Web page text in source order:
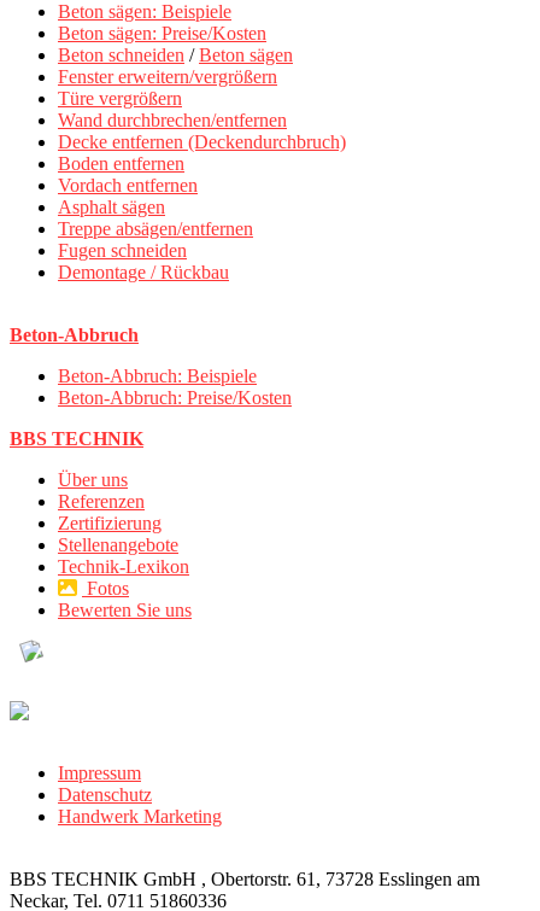
Beton sägen: Beispiele
Beton sägen: Preise/Kosten
Beton schneiden /Beton sägen
Fenster erweitern/vergrößern
Türe vergrößern
Wand durchbrechen/entfernen
Decke entfernen (Deckendurchbruch)
Boden entfernen
Vordach entfernen
Asphalt sägen
Treppe absägen/entfernen
Fugen schneiden
Demontage / Rückbau
Beton-Abbruch
Beton-Abbruch: Beispiele
Beton-Abbruch: Preise/Kosten
BBS TECHNIK
Über uns
Referenzen
Zertifizierung
Stellenangebote
Technik-Lexikon
Fotos
Bewerten Sie uns
Impressum
Datenschutz
Handwerk Marketing
BBS TECHNIK GmbH , Obertorstr. 61, 73728 Esslingen am
Neckar, Tel. 0711 51860336